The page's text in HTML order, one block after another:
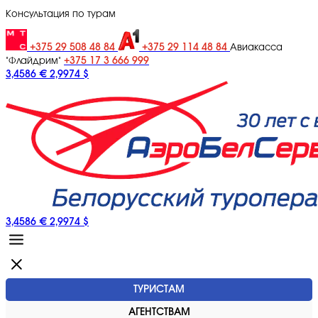
Консультация по турам
+375 29 508 48 84 +375 29 114 48 84 Авиакасса
"Флайдрим" +375 17 3 666 999
3,4586 € 2,9974 $
3,4586 € 2,9974 $
ТУРИСТАМ
АГЕНТСТВАМ